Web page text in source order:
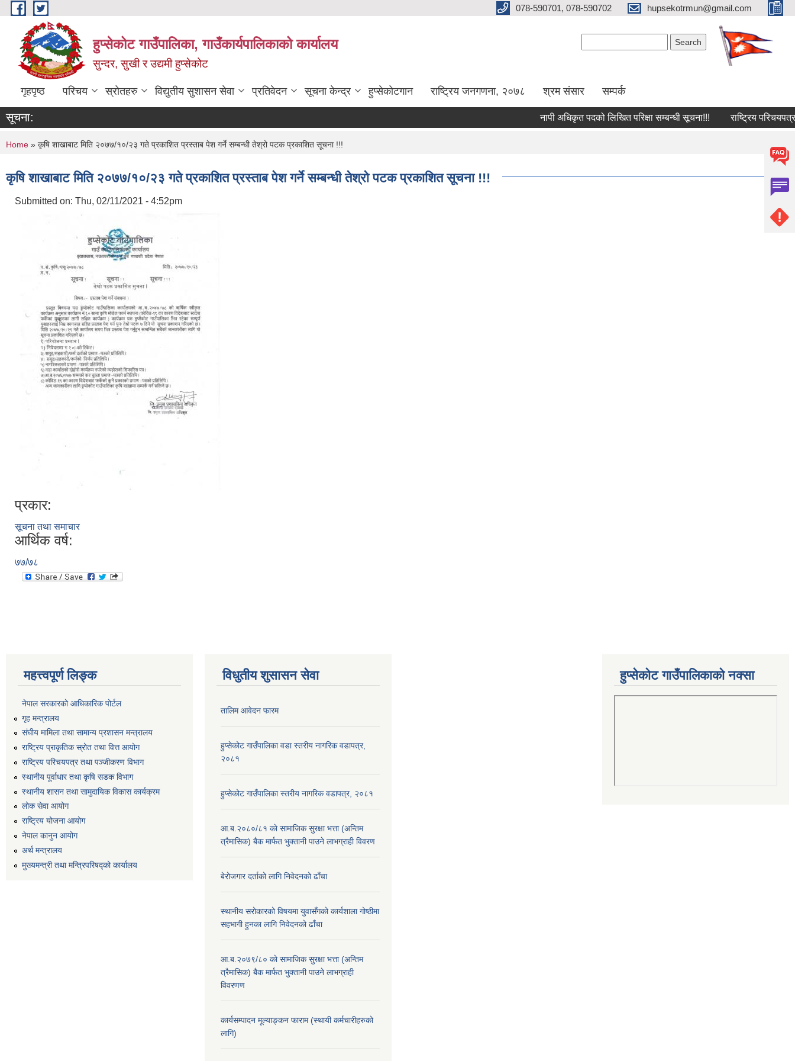
Skip to main content 078-590701, 078-590702 hupsekotrmun@gmail.com
हुप्सेकोट गाउँपालिका, गाउँकार्यपालिकाको कार्यालय
सुन्दर, सुखी र उद्यमी हुप्सेकोट
गृहपृष्ठ परिचय स्रोतहरु विद्युतीय सुशासन सेवा प्रतिवेदन सूचना केन्द्र हुप्सेकोटगान राष्ट्रिय जनगणना, २०७८ श्रम संसार सम्पर्क
सूचना: नापी अधिकृत पदको लिखित परिक्षा सम्बन्धी सूचना!!! राष्‍ट्रिय परिचयपत्र
You are here
Home » कृषि शाखाबाट मिति २०७७/१०/२३ गते प्रकाशित प्रस्ताब पेश गर्ने सम्बन्धी तेश्रो पटक प्रकाशित सूचना !!!
कृषि शाखाबाट मिति २०७७/१०/२३ गते प्रकाशित प्रस्ताब पेश गर्ने सम्बन्धी तेश्रो पटक प्रकाशित सूचना !!!
Submitted on: Thu, 02/11/2021 - 4:52pm
प्रकार:
सूचना तथा समाचार
आर्थिक वर्ष:
७७/७८
महत्त्वपूर्ण लिङ्क
नेपाल सरकारको आधिकारिक पोर्टल
गृह मन्त्रालय
संघीय मामिला तथा सामान्य प्रशासन मन्त्रालय
राष्ट्रिय प्राकृतिक स्रोत तथा वित्त आयोग
राष्ट्रिय परिचयपत्र तथा पञ्जीकरण विभाग
स्थानीय पूर्वाधार तथा कृषि सडक विभाग
स्थानीय शासन तथा सामुदायिक विकास कार्यक्रम
लोक सेवा आयोग
राष्ट्रिय योजना आयोग
नेपाल कानुन आयोग
अर्थ मन्त्रालय
मुख्यमन्त्री तथा मन्त्रिपरिषद्को कार्यालय
विधुतीय शुसासन सेवा
तालिम आवेदन फारम
हुप्सेकोट गाउँपालिका वडा स्तरीय नागरिक वडापत्र,
२०८१
हुप्सेकोट गाउँपालिका स्तरीय नागरिक वडापत्र, २०८१
आ.ब.२०८०/८१ काे सामाजिक सुरक्षा भत्ता (अन्तिम
त्रैमासिक) बैक मार्फत भुक्तानी पाउने लाभग्राही विवरण
बेरोजगार दर्ताको लागि निवेदनको ढाँचा
स्थानीय सरोकारको विषयमा युवासँगको कार्यशाला गोष्ठीमा
सहभागी हुनका लागि निवेदनको ढाँचा
आ.ब.२०७९/८० काे सामाजिक सुरक्षा भत्ता (अन्तिम
त्रैमासिक) बैक मार्फत भुक्तानी पाउने लाभग्राही
विवरणण
कार्यसम्पादन मूल्याङ्कन फाराम (स्थायी कर्मचारीहरुको
लागि)
हुप्सेकोट गाउँपालिकाको नक्सा